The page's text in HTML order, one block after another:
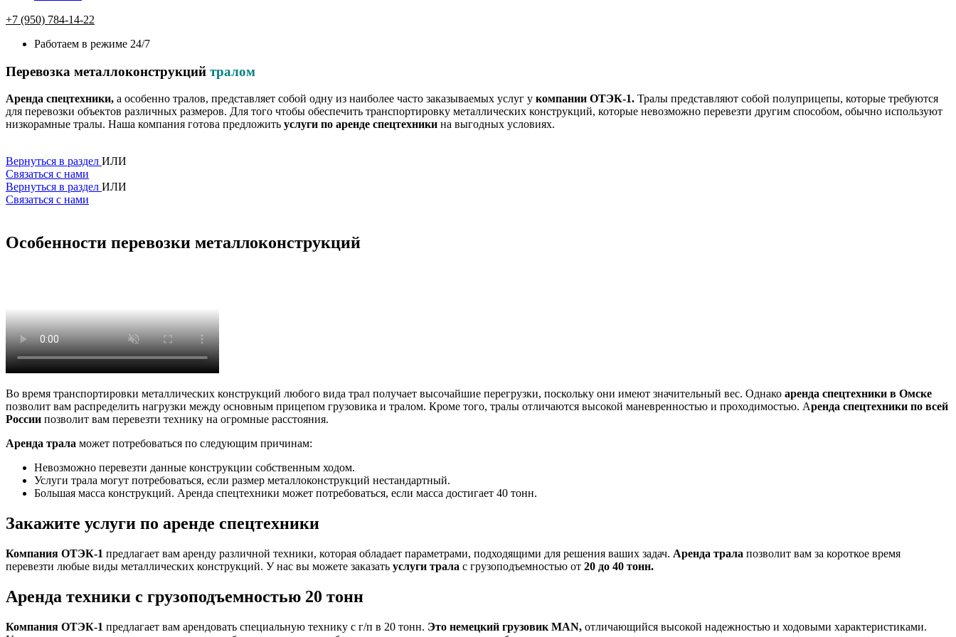
+7 (950) 784-14-22
Работаем в режиме 24/7
Перевозка металлоконструкций тралом
Аренда спецтехники, а особенно тралов, представляет собой одну из наиболее часто заказываемых услуг у компании ОТЭК-1. Тралы представляют собой полуприцепы, которые требуются
для перевозки объектов различных размеров. Для того чтобы обеспечить транспортировку металлических конструкций, которые невозможно перевезти другим способом, обычно используют
низкорамные тралы. Наша компания готова предложить услуги по аренде спецтехники на выгодных условиях.
Вернуться в раздел ИЛИ
Связаться с нами
Вернуться в раздел ИЛИ
Связаться с нами
Особенности перевозки металлоконструкций
Во время транспортировки металлических конструкций любого вида трал получает высочайшие перегрузки, поскольку они имеют значительный вес. Однако аренда спецтехники в Омске
позволит вам распределить нагрузки между основным прицепом грузовика и тралом. Кроме того, тралы отличаются высокой маневренностью и проходимостью. Аренда спецтехники по всей
России позволит вам перевезти технику на огромные расстояния.
Аренда трала может потребоваться по следующим причинам:
Невозможно перевезти данные конструкции собственным ходом.
Услуги трала могут потребоваться, если размер металлоконструкций нестандартный.
Большая масса конструкций. Аренда спецтехники может потребоваться, если масса достигает 40 тонн.
Закажите услуги по аренде спецтехники
Компания ОТЭК-1 предлагает вам аренду различной техники, которая обладает параметрами, подходящими для решения ваших задач. Аренда трала позволит вам за короткое время
перевезти любые виды металлических конструкций. У нас вы можете заказать услуги трала с грузоподъемностью от 20 до 40 тонн.
Аренда техники с грузоподъемностью 20 тонн
Компания ОТЭК-1 предлагает вам арендовать специальную технику с г/п в 20 тонн. Это немецкий грузовик MAN, отличающийся высокой надежностью и ходовыми характеристиками.